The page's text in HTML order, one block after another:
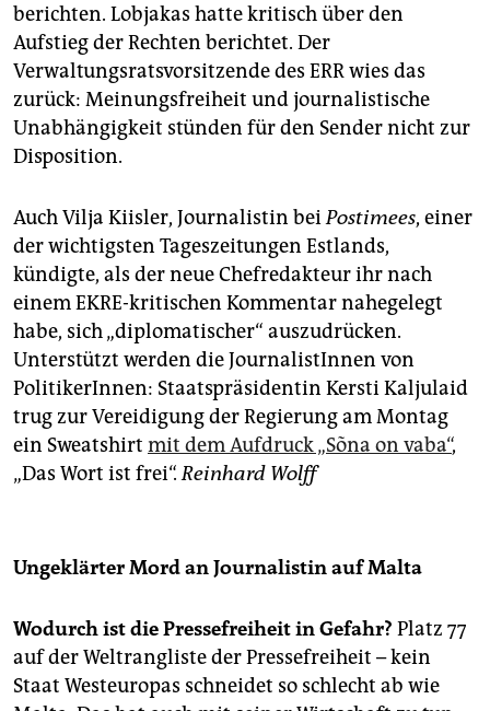
berichten. Lobjakas hatte kritisch über den
Aufstieg der Rechten berichtet. Der
Verwaltungsratsvorsitzende des ERR wies das
zurück: Meinungsfreiheit und journalistische
Unabhängigkeit stünden für den Sender nicht zur
Disposition.
Auch Vilja Kiisler, Journalistin beiPostimees, einer
der wichtigsten Tageszeitungen Estlands,
kündigte, als der neue Chefredakteur ihr nach
einem EKRE-kritischen Kommentar nahegelegt
habe, sich „diplomatischer“ auszudrücken.
Unterstützt werden die JournalistInnen von
PolitikerInnen: Staatspräsidentin Kersti Kaljulaid
trug zur Vereidigung der Regierung am Montag
ein Sweatshirt mit dem Aufdruck „Sõna on vaba“,
„Das Wort ist frei“.Reinhard Wolff
Ungeklärter Mord an Journalistin auf Malta
Wodurch ist die Pressefreiheit in Gefahr? Platz 77
auf der Weltrangliste der Pressefreiheit – kein
Staat Westeuropas schneidet so schlecht ab wie